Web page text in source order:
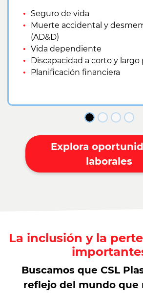
Seguro de vida
Muerte accidental y
(AD&D)
Vida dependiente
Discapacidad a corto y largo
Planificación financiera
Explora
laborales
La inclusión y la
Buscamos que CSL
reflejo del mundo que